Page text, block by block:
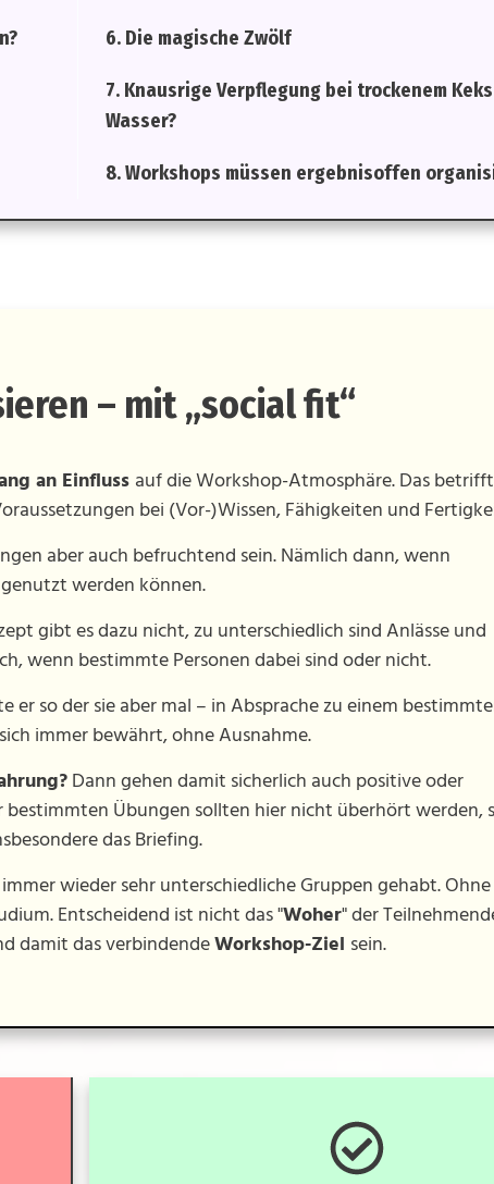
6. Die magische Zwölf
7. Knausrige Verpflegung bei trockenem
Wasser?
8. Workshops müssen ergebnisoffen
– mit „social fit“
an Einflussauf die Workshop-Atmosphäre. Das betrifft
bei (Vor-)Wissen, Fähigkeiten und
aber auch befruchtend sein. Nämlich dann, wenn
werden können.
gibt es dazu nicht, zu unterschiedlich sind Anlässe und
wenn bestimmte Personen dabei sind oder nicht.
so der sie aber mal – in Absprache zu einem
immer bewährt, ohne Ausnahme.
Dann gehen damit sicherlich auch positive oder
Übungen sollten hier nicht überhört werden,
das Briefing.
wieder sehr unterschiedliche Gruppen gehabt. Ohne
Entscheidend ist nicht das "Woher" der
damit das verbindendeWorkshop-Ziel sein.